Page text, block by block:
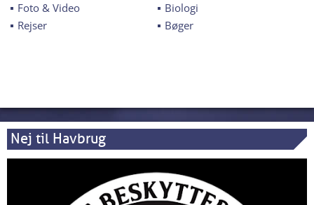
Foto & Video
Biologi
Rejser
Bøger
Nej til Havbrug